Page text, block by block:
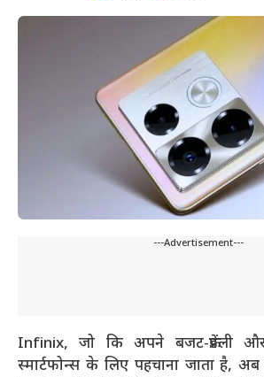
---Advertisement---
Infinix, जो कि अपने बजट-फ्रेंडली और
स्मार्टफोन्स के लिए पहचाना जाता है,